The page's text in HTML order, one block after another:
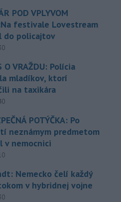
POD VPLYVOM
festivale Lovestream
do policajtov
O VRAŽDU: Polícia
mladíkov, ktorí
na taxikára
POTÝČKA: Po
neznámym predmetom
v nemocnici
Nemecko čelí každý
v hybridnej vojne